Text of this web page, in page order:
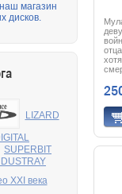
магазин
дисков.
LIZARD
SUPERBIT
XXI века